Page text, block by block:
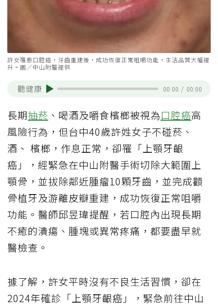
許女罹患口腔癌，牙齒重建後，成功恢復正常咀嚼功能，生活品質大幅提
升。圖／中山附醫提供
聽健康 00:00 / 00:00
長期抽菸 、喝酒及嚼食檳榔被視為口腔癌高
風險行為，但台中40歲許姓女子不碰菸、
酒、 檳榔，作息正常，卻罹「上顎牙齦
癌」，經緊急在中山附醫手術切除大範圍上
顎骨，並拔除鄰近腫瘤10顆牙齒，並完成顴
骨植牙及游離皮瓣重建，成功恢復正常咀嚼
功能。醫師邱昱瑋提醒，若口腔內出現長期
不癒的潰瘍、腫塊或異常疼痛，都要盡早就
醫檢查。
據了解，許女平時沒有不良生活習慣，卻在
2024年確診「上顎牙齦癌」，緊急前往中山